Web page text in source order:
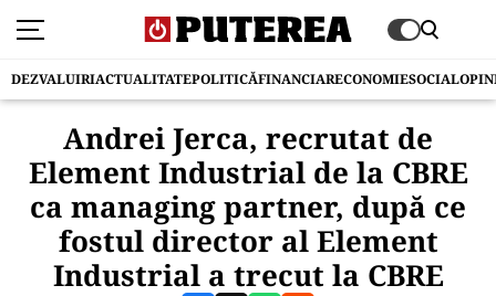
DEZVALUIRIACTUALITATEPOLITICĂFINANCIARECONOMIESOCIAL
Andrei Jerca, recrutat de
Element Industrial de la CBRE
ca managing partner, după ce
fostul director al Element
Industrial a trecut la CBRE